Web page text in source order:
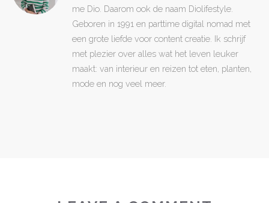
me Dio. Daarom ook de naam Diolifestyle.
Geboren in 1991 en parttime digital nomad met
een grote liefde voor content creatie. Ik schrijf
met plezier over alles wat het leven leuker
maakt: van interieur en reizen tot eten, planten,
mode en nog veel meer.